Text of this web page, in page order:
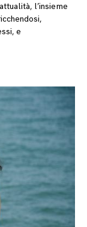
l’insieme
e